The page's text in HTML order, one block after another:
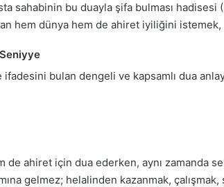
sahabinin bu duayla şifa bulması
hem dünya hem de ahiret iyiliğini istemek,
bulan dengeli ve kapsamlı dua
de ahiret için dua ederken, aynı zamanda
gelmez; helalinden kazanmak,